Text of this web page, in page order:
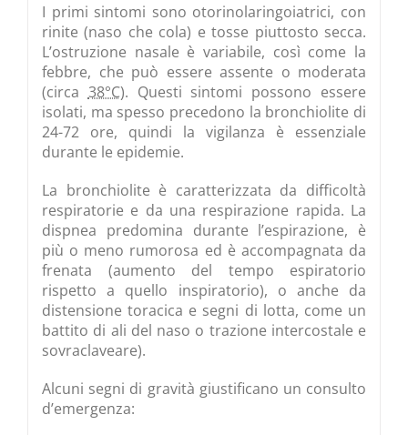
I primi sintomi sono otorinolaringoiatrici, con
rinite (naso che cola) e tosse piuttosto secca.
L’ostruzione nasale è variabile, così come la
febbre, che può essere assente o moderata
(circa 38°C). Questi sintomi possono essere
isolati, ma spesso precedono la bronchiolite di
24-72 ore, quindi la vigilanza è essenziale
durante le epidemie.
La bronchiolite è caratterizzata da difficoltà
respiratorie e da una respirazione rapida. La
dispnea predomina durante l’espirazione, è
più o meno rumorosa ed è accompagnata da
frenata (aumento del tempo espiratorio
rispetto a quello inspiratorio), o anche da
distensione toracica e segni di lotta, come un
battito di ali del naso o trazione intercostale e
sovraclaveare).
Alcuni segni di gravità giustificano un consulto
d’emergenza: